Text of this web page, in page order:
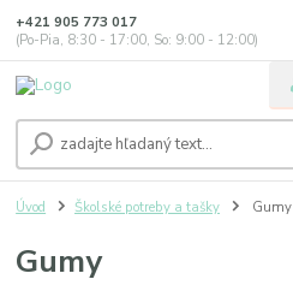
+421 905 773 017
(Po-Pia, 8:30 - 17:00, So: 9:00 - 12:00)
Úvod Školské potreby a tašky Gumy
Gumy